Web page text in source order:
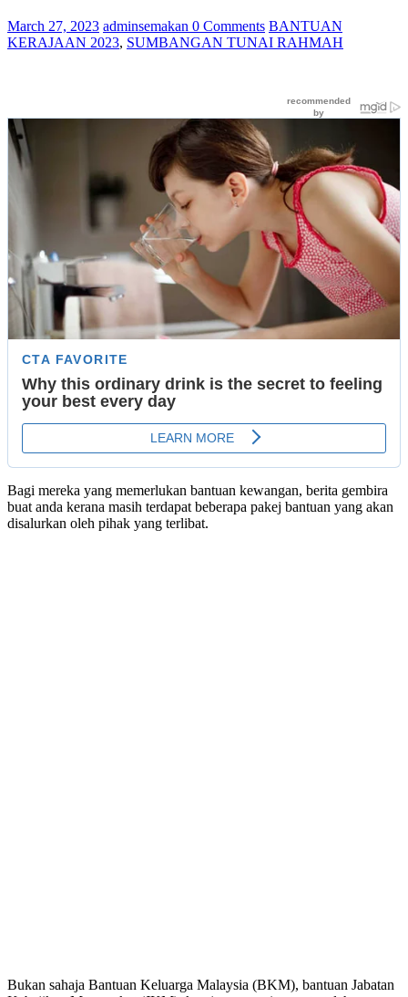
March 27, 2023 adminsemakan 0 Comments BANTUAN
KERAJAAN 2023, SUMBANGAN TUNAI RAHMAH
Bagi mereka yang memerlukan bantuan kewangan, berita gembira
buat anda kerana masih terdapat beberapa pakej bantuan yang akan
disalurkan oleh pihak yang terlibat.
Bukan sahaja Bantuan Keluarga Malaysia (BKM), bantuan Jabatan